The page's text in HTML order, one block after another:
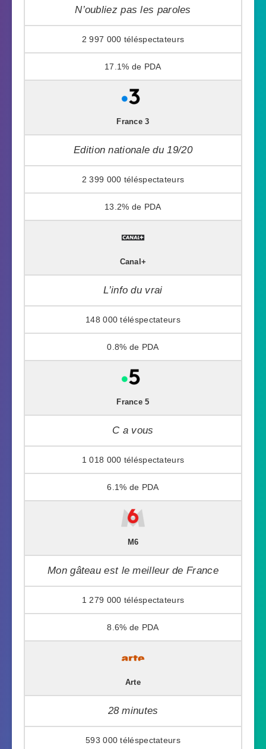
N’oubliez pas les paroles
2 997 000
17.1%
France 3
Edition nationale du 19/20
2 399 000
13.2%
Canal+
L’info du vrai
148 000
0.8%
France 5
C a vous
1 018 000
6.1%
M6
Mon gâteau est le meilleur de France
1 279 000
8.6%
Arte
28 minutes
593 000